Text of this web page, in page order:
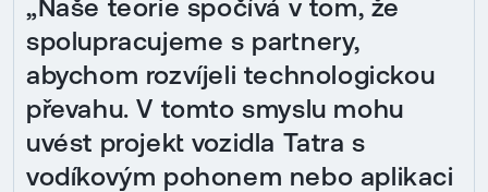
„Naše teorie spočívá v tom, že
spolupracujeme s partnery,
abychom rozvíjeli technologickou
převahu. V tomto smyslu mohu
uvést projekt vozidla Tatra s
vodíkovým pohonem nebo aplikaci